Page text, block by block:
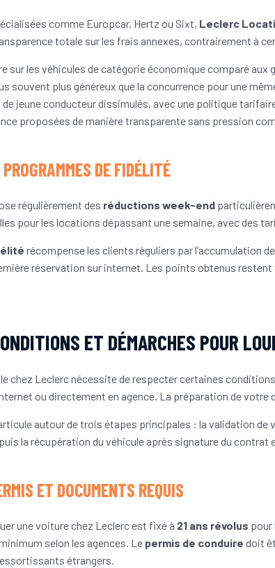
comme Europcar, Hertz ou Sixt, Leclerc
totale sur les frais annexes, contrairement à
sur les véhicules de catégorie économique comparé aux
souvent plus généreux que la concurrence pour une
de jeune conducteur dissimulés, avec une politique
proposées de manière transparente sans pression
DE FIDÉLITÉ
régulièrement des réductions week-end
pour les locations dépassant une semaine, avec des
récompense les clients réguliers par l’accumulation
réservation sur internet. Les points obtenus
ET DÉMARCHES POUR
chez Leclerc nécessite de respecter certaines
ou directement en agence. La préparation de
autour de trois étapes principales : la validation
la récupération du véhicule après signature du contrat
ET DOCUMENTS REQUIS
une voiture chez Leclerc est fixé à 21 ans révolus pour
selon les agences. Le permis de conduire doit
étrangers.